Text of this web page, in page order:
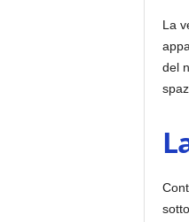
La
del